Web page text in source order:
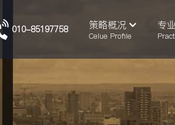
010-85197758 策略概况
Celue Profile
专